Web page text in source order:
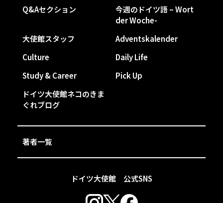
ドイツ大使館 公式SNS
Q&Aセクション
今週のドイツ語 – Wort
der Woche-
大使館スタッフ
Adventskalender
Culture
Daily Life
Study & Career
Pick Up
ドイツ大使館ネコのきま
ぐれブログ
著者一覧